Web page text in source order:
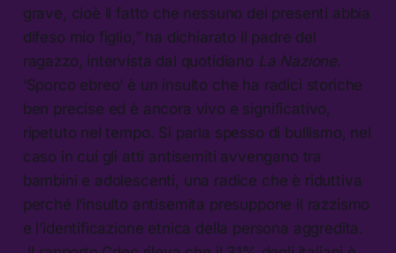
grave, cioè il fatto che nessuno dei presenti abbia
difeso mio figlio,” ha dichiarato il padre del
ragazzo, intervista dal quotidiano La Nazione.
‘Sporco ebreo’ è un insulto che ha radici storiche
ben precise ed è ancora vivo e significativo,
ripetuto nel tempo. Si parla spesso di bullismo, nel
caso in cui gli atti antisemiti avvengano tra
bambini e adolescenti, una radice che è riduttiva
perché l’insulto antisemita presuppone il razzismo
e l’identificazione etnica della persona aggredita.